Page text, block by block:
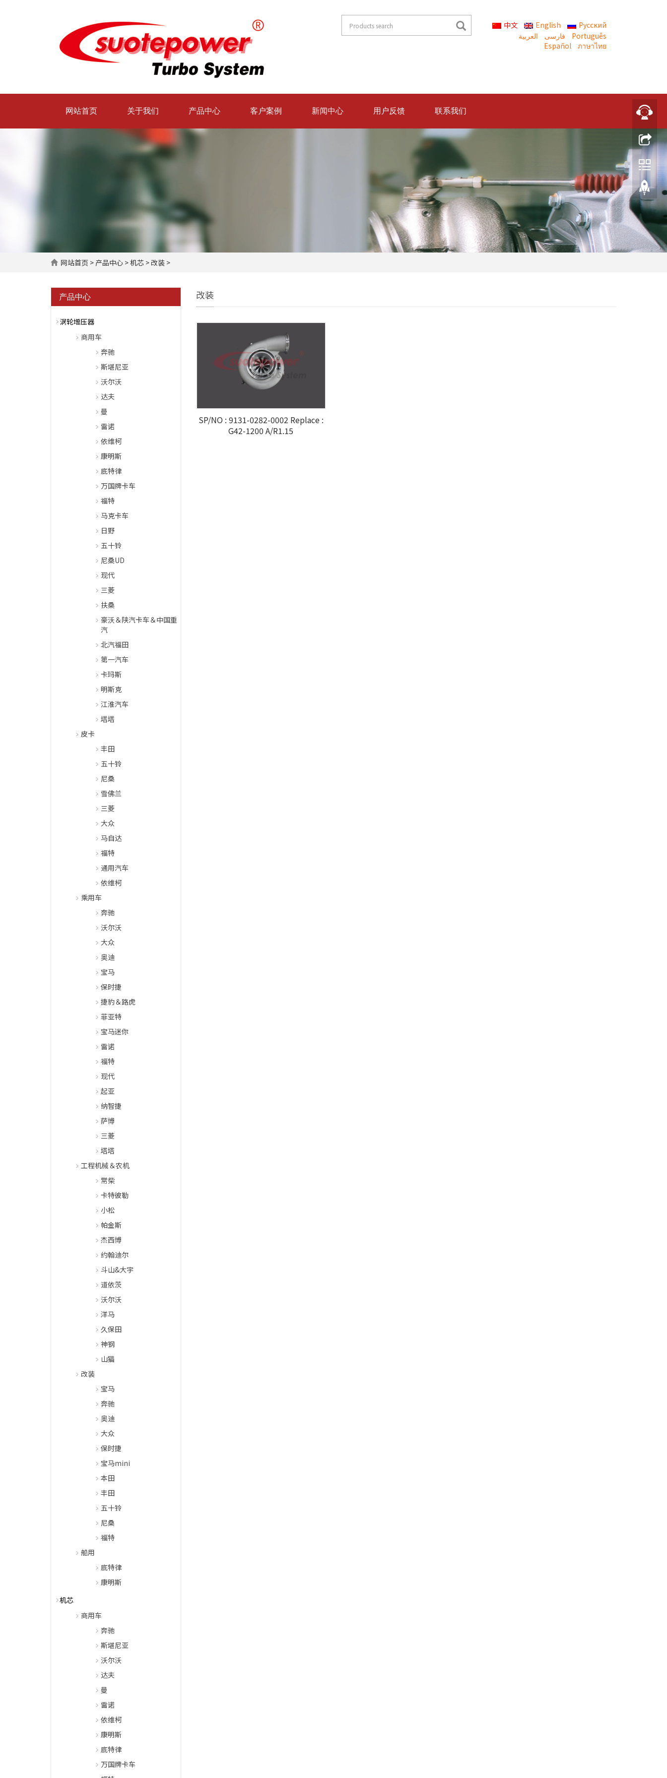
中文 English
Русский
العربية
Português
Español
ภาษาไทย
网站首页 关于我们 产品中心 客户案例 新闻中心 用户反馈 联系我们
网站首页 > 产品中心 >机芯 > 改装 >
改装
SP/NO : 9131-0282-0002 Replace :
G42-1200 A/R1.15
产品中心
涡轮增压器
商用车
奔驰
斯堪尼亚
沃尔沃
达夫
曼
雷诺
依维柯
康明斯
底特律
万国牌卡车
福特
马克卡车
日野
五十铃
尼桑UD
现代
三菱
扶桑
豪沃＆陕汽卡车＆中国重
汽
北汽福田
第一汽车
卡玛斯
明斯克
江淮汽车
塔塔
皮卡
丰田
五十铃
尼桑
雪佛兰
三菱
大众
马自达
福特
通用汽车
依维柯
乘用车
奔驰
沃尔沃
大众
奥迪
宝马
保时捷
捷豹＆路虎
菲亚特
宝马迷你
雷诺
福特
现代
起亚
纳智捷
萨博
三菱
塔塔
工程机械＆农机
常柴
卡特彼勒
小松
帕金斯
杰西博
约翰迪尔
斗山&大宇
道依茨
沃尔沃
洋马
久保田
神钢
山猫
改装
宝马
奔驰
奥迪
大众
保时捷
宝马mini
本田
丰田
五十铃
尼桑
福特
船用
底特律
康明斯
机芯
商用车
奔驰
斯堪尼亚
沃尔沃
达夫
曼
雷诺
依维柯
康明斯
底特律
万国牌卡车